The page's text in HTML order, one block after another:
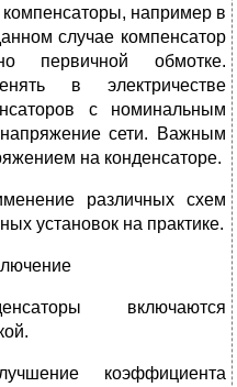
компенсаторы, например в
случае компенсатор
первичной обмотке.
в электричестве
с номинальным
сети. Важным
на конденсаторе.
различных схем
установок на практике.
включаются
коэффициента